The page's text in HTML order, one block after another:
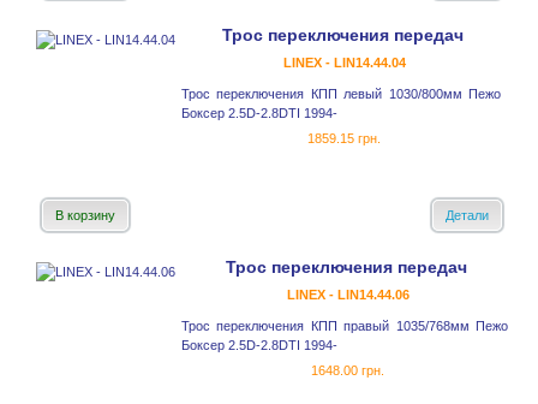
Трос переключения передач
LINEX - LIN14.44.04
Трос переключения КПП левый 1030/800мм Пежо
Боксер 2.5D-2.8DTI 1994-
1859.15 грн.
В корзину Детали
Трос переключения передач
LINEX - LIN14.44.06
Трос переключения КПП правый 1035/768мм Пежо
Боксер 2.5D-2.8DTI 1994-
1648.00 грн.